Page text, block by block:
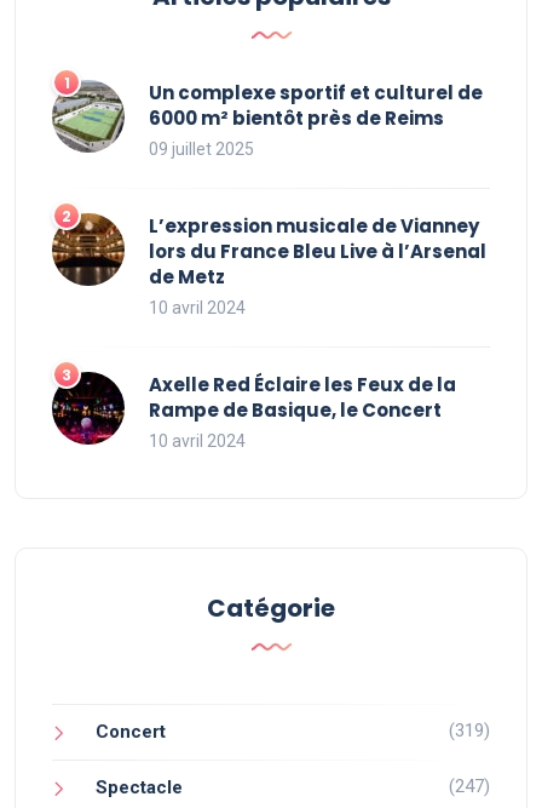
Un complexe sportif et culturel de
6000 m² bientôt près de Reims
09 juillet 2025
L’expression musicale de Vianney
lors du France Bleu Live à l’Arsenal
de Metz
10 avril 2024
Axelle Red Éclaire les Feux de la
Rampe de Basique, le Concert
10 avril 2024
Catégorie
Concert (319)
Spectacle (247)